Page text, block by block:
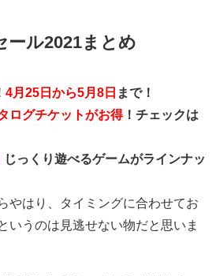
ール2021まとめ
4月25日から5月8日 まで！
ログチケットがお得！チェックは
じっくり遊べるゲームがラインナッ
やはり、タイミングに合わせてお
いうのは見逃せない物だと思いま